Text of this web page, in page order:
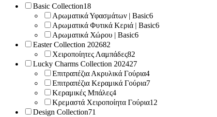
Basic Collection18
Αρωματικά Υφασμάτων | Basic6
Αρωματικά Φυτικά Κεριά | Basic6
Αρωματικά Χώρου | Basic6
Easter Collection 202682
Χειροποίητες Λαμπάδες82
Lucky Charms Collection 202427
Επιτραπέζια Ακρυλικά Γούρια4
Επιτραπέζια Κεραμικά Γούρια7
Κεραμικές Μπάλες4
Κρεμαστά Χειροποίητα Γούρια12
Design Collection71